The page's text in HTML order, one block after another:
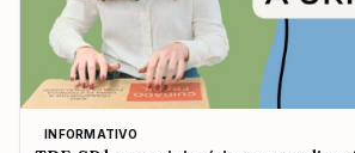
INFORMATIVO